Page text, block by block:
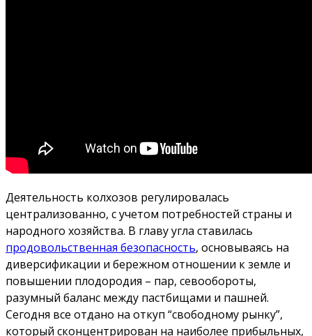
Деятельность колхозов регулировалась
централизованно, с учетом потребностей страны и
народного хозяйства. В главу угла ставилась
продовольственная безопасность, основываясь на
диверсификации и бережном отношении к земле и
повышении плодородия – пар, севообороты,
разумный баланс между пастбищами и пашней.
Сегодня все отдано на откуп “свободному рынку”,
который сконцентрирован на наиболее прибыльных,